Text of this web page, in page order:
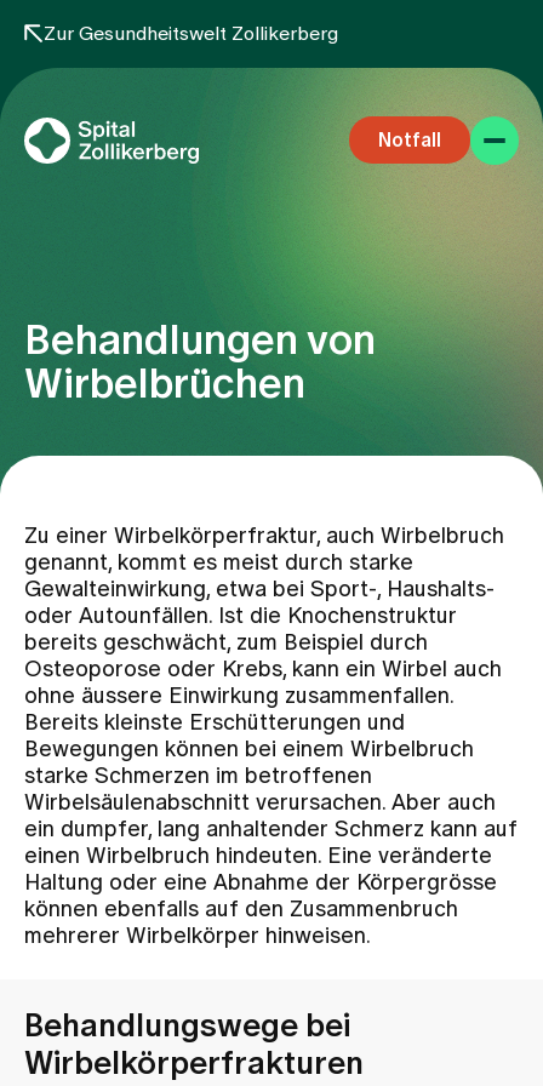
Zur Gesundheitswelt Zollikerberg
Notfall
Fachbereiche
Team
Zuweisende
Events
Über uns
Aktuelles
Jobs & Karriere
Kontakt
Blog
Behandlungen von
Wirbelbrüchen
Zu einer Wirbelkörperfraktur, auch Wirbelbruch
genannt, kommt es meist durch starke
Gewalteinwirkung, etwa bei Sport-, Haushalts-
oder Autounfällen. Ist die Knochenstruktur
bereits geschwächt, zum Beispiel durch
Osteoporose oder Krebs, kann ein Wirbel auch
ohne äussere Einwirkung zusammenfallen.
Bereits kleinste Erschütterungen und
Bewegungen können bei einem Wirbelbruch
starke Schmerzen im betroffenen
Wirbelsäulenabschnitt verursachen. Aber auch
ein dumpfer, lang anhaltender Schmerz kann auf
einen Wirbelbruch hindeuten. Eine veränderte
Haltung oder eine Abnahme der Körpergrösse
können ebenfalls auf den Zusammenbruch
mehrerer Wirbelkörper hinweisen.
Behandlungswege bei
Wirbelkörperfrakturen